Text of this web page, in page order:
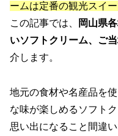
ームは定番の観光スイ
この記事では、
岡山県
いソフトクリーム、ご
介します。
地元の食材や名産品を
な味が楽しめるソフト
思い出になること間違